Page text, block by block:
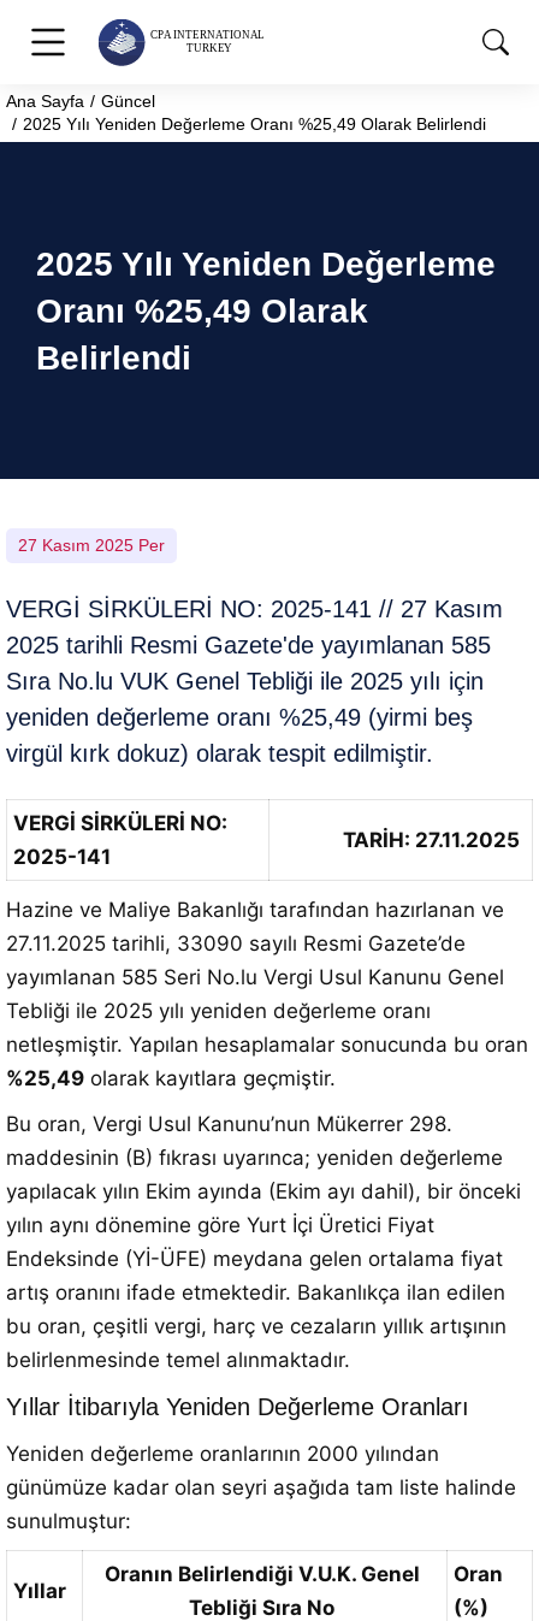
You are here:
Ana Sayfa
Güncel
2025 Yılı Yeniden Değerleme Oranı %25,49 Olarak Belirlendi
2025 Yılı Yeniden Değerleme
Oranı %25,49 Olarak
Belirlendi
27 Kasım 2025 Per
VERGİ SİRKÜLERİ NO: 2025-141 // 27 Kasım
2025 tarihli Resmi Gazete'de yayımlanan 585
Sıra No.lu VUK Genel Tebliği ile 2025 yılı için
yeniden değerleme oranı %25,49 (yirmi beş
virgül kırk dokuz) olarak tespit edilmiştir.
VERGİ SİRKÜLERİ NO:
2025-141
TARİH: 27.11.2025
Hazine ve Maliye Bakanlığı tarafından hazırlanan ve
27.11.2025 tarihli, 33090 sayılı Resmi Gazete’de
yayımlanan 585 Seri No.lu Vergi Usul Kanunu Genel
Tebliği ile 2025 yılı yeniden değerleme oranı
netleşmiştir. Yapılan hesaplamalar sonucunda bu oran
%25,49 olarak kayıtlara geçmiştir.
Bu oran, Vergi Usul Kanunu’nun Mükerrer 298.
maddesinin (B) fıkrası uyarınca; yeniden değerleme
yapılacak yılın Ekim ayında (Ekim ayı dahil), bir önceki
yılın aynı dönemine göre Yurt İçi Üretici Fiyat
Endeksinde (Yİ-ÜFE) meydana gelen ortalama fiyat
artış oranını ifade etmektedir. Bakanlıkça ilan edilen
bu oran, çeşitli vergi, harç ve cezaların yıllık artışının
belirlenmesinde temel alınmaktadır.
Yıllar İtibarıyla Yeniden Değerleme Oranları
Yeniden değerleme oranlarının 2000 yılından
günümüze kadar olan seyri aşağıda tam liste halinde
sunulmuştur:
Yıllar
Oranın Belirlendiği V.U.K. Genel
Tebliği Sıra No
Oran
(%)